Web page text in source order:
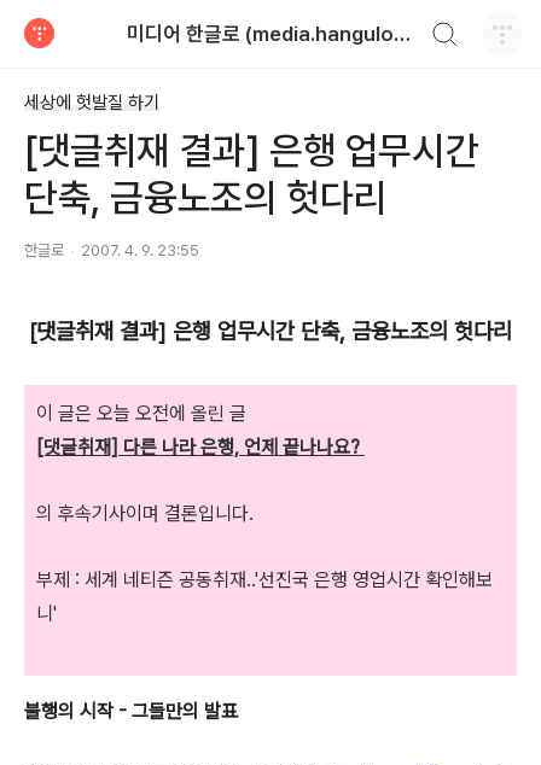
미디어 한글로 (media.hangulo.net)
세상에 헛발질 하기
[댓글취재 결과] 은행 업무시간
단축, 금융노조의 헛다리
한글로 2007. 4. 9. 23:55
[댓글취재 결과] 은행 업무시간 단축, 금융노조의 헛다리
이 글은 오늘 오전에 올린 글
[댓글취재] 다른 나라 은행, 언제 끝나나요?
의 후속기사이며 결론입니다.
부제 : 세계 네티즌 공동취재..'선진국 은행 영업시간 확인해보
니'
불행의 시작 - 그들만의 발표